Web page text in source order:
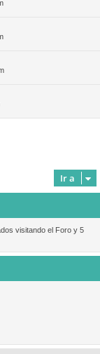
Ir a
visitando el Foro y 5